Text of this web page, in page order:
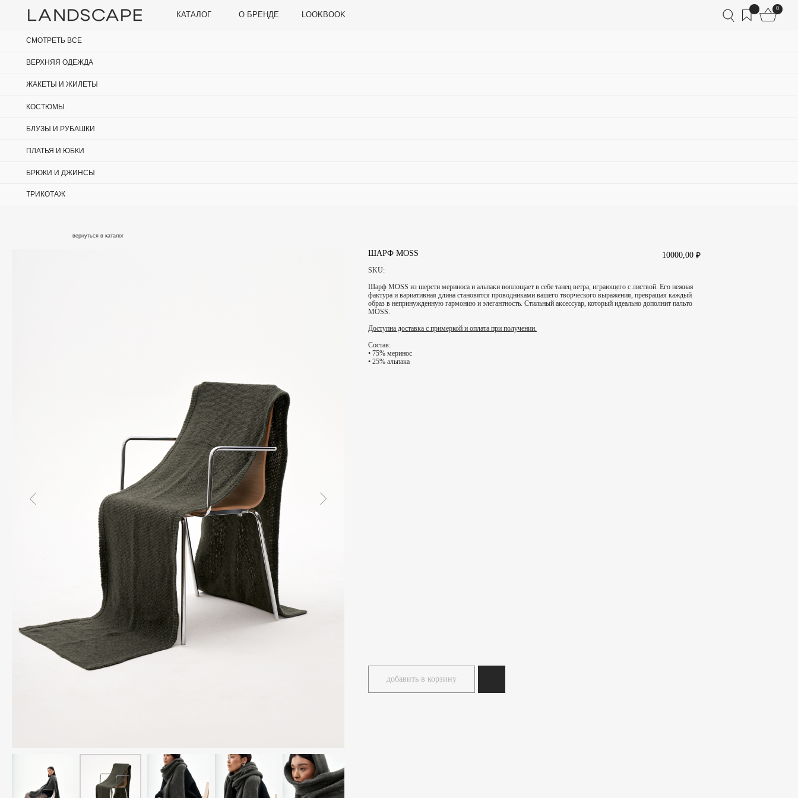
О БРЕНДЕ LOOKBOOK
КАТАЛОГ
ТРИКОТАЖ
БРЮКИ И ДЖИНСЫ
СМОТРЕТЬ ВСЕ
ШАРФ MOSS
SKU:
10000,00 ₽
добавить в корзину
Шарф MOSS из шерсти мериноса и альпаки воплощает в себе танец ветра, играющего с листвой. Его нежная
фактура и вариативная длина становятся проводниками вашего творческого выражения, превращая каждый
образ в непринужденную гармонию и элегантность. Стильный аксессуар, который идеально дополнит пальто
MOSS.
Доступна доставка с примеркой и оплата при получении.
Состав:
• 75% меринос
• 25% альпака